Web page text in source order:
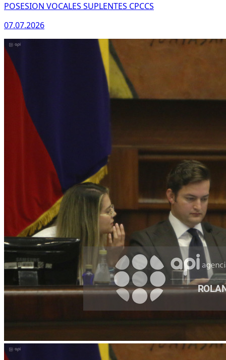
POSESION VOCALES SUPLENTES CPCCS
07.07.2026